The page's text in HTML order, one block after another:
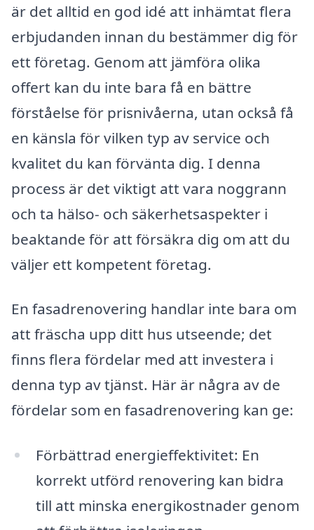
är det alltid en god idé att inhämtat flera
erbjudanden innan du bestämmer dig för
ett företag. Genom att jämföra olika
offert kan du inte bara få en bättre
förståelse för prisnivåerna, utan också få
en känsla för vilken typ av service och
kvalitet du kan förvänta dig. I denna
process är det viktigt att vara noggrann
och ta hälso- och säkerhetsaspekter i
beaktande för att försäkra dig om att du
väljer ett kompetent företag.
En fasadrenovering handlar inte bara om
att fräscha upp ditt hus utseende; det
finns flera fördelar med att investera i
denna typ av tjänst. Här är några av de
fördelar som en fasadrenovering kan ge:
Förbättrad energieffektivitet: En
korrekt utförd renovering kan bidra
till att minska energikostnader genom